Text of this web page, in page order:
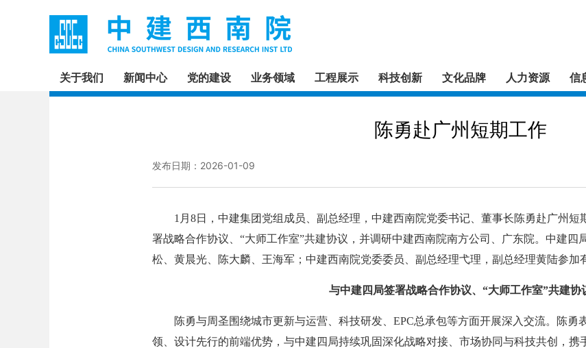
关于我们 新闻中心 党的建设 业务领域 工程展示 科技创新 文化品牌 人力资源 信
陈勇赴广州短期工作
发布日期：2026-01-09
1月8日，中建集团党组成员、副总经理，中建西南院党委书记、董事长陈勇赴广州短
署战略合作协议、“大师工作室”共建协议，并调研中建西南院南方公司、广东院。中建四
松、黄晨光、陈大麟、王海军；中建西南院党委委员、副总经理弋理，副总经理黄陆参加
与中建四局签署战略合作协议、“大师工作室”共建协
陈勇与周圣围绕城市更新与运营、科技研发、EPC总承包等方面开展深入交流。陈勇
领、设计先行的前端优势，与中建四局持续巩固深化战略对接、市场协同与科技共创，携